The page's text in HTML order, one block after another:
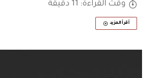
وقت القراءة: 11 دقيقة
أقرأ المزيد